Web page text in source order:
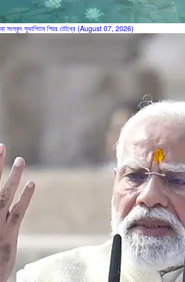
সংস্কৃৎ সুভাশিতম শিয়র তৌখ্রে (August 07, 2026)